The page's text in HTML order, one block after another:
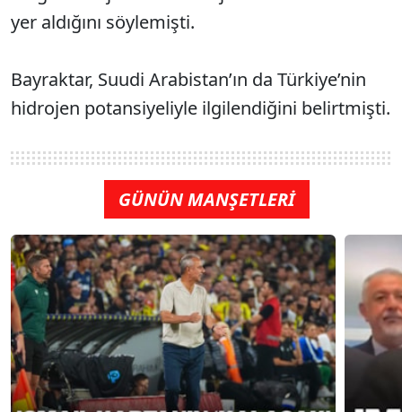
yer aldığını söylemişti.
Bayraktar, Suudi Arabistan’ın da Türkiye’nin
hidrojen potansiyeliyle ilgilendiğini belirtmişti.
GÜNÜN MANŞETLERİ